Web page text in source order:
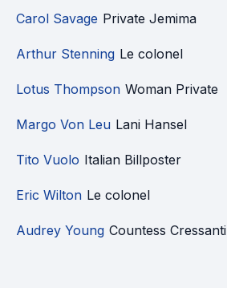
Carol Savage Private Jemima
Arthur Stenning Le colonel
Lotus Thompson Woman Private
Margo Von Leu Lani Hansel
Tito Vuolo Italian Billposter
Eric Wilton Le colonel
Audrey Young Countess Cressanti